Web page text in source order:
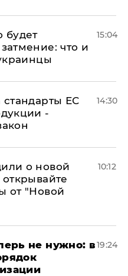
будет
что и
15:04
ЕС
-
14:30
о новой
от "Новой
10:12
не нужно: в19:24